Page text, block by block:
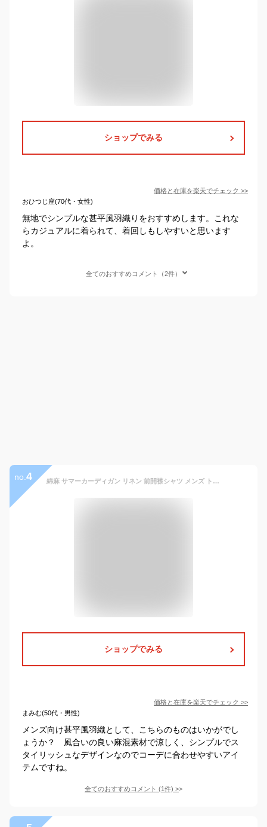
ショップでみる
価格と在庫を楽天でチェック >>
おひつじ座(70代・女性)
無地でシンプルな甚平風羽織りをおすすめします。これな
らカジュアルに着られて、着回しもしやすいと思います
よ。
全てのおすすめコメント（2件）
no. 4 綿麻 サマーカーディガン リネン 前開襟シャツ メンズ トップス 長袖 大きサイズ ショート丈 羽織 和服 無地 ゆったり カジュアル 和風 和装 着物 和式 アウター 大人用 春夏物 秋服 上着 半纏 半被 法被 甚平 部屋着 父の日
ショップでみる
価格と在庫を楽天でチェック >>
まみむ(50代・男性)
メンズ向け甚平風羽織として、こちらのものはいかがでし
ょうか？ 風合いの良い麻混素材で涼しく、シンプルでス
タイリッシュなデザインなのでコーデに合わせやすいアイ
テムですね。
全てのおすすめコメント (1件) >